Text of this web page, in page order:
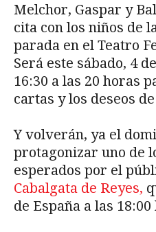
Melchor, Gaspar y
cita con los niños de
parada en el Teatro
Será este sábado, 4
16:30 a las 20 horas
cartas y los deseos
Y volverán, ya el
protagonizar uno de
esperados por el
Cabalgata de Reyes,
de España a las 18:00